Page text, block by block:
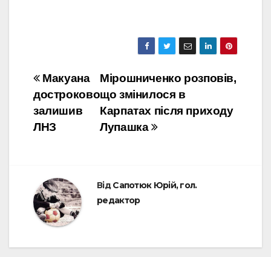
Навігація
записів
Мірошниченко розповів,
що змінилося в
Карпатах після приходу
Лупашка
Макуана
достроково
залишив
ЛНЗ
ВідСапотюк Юрій, гол.
редактор